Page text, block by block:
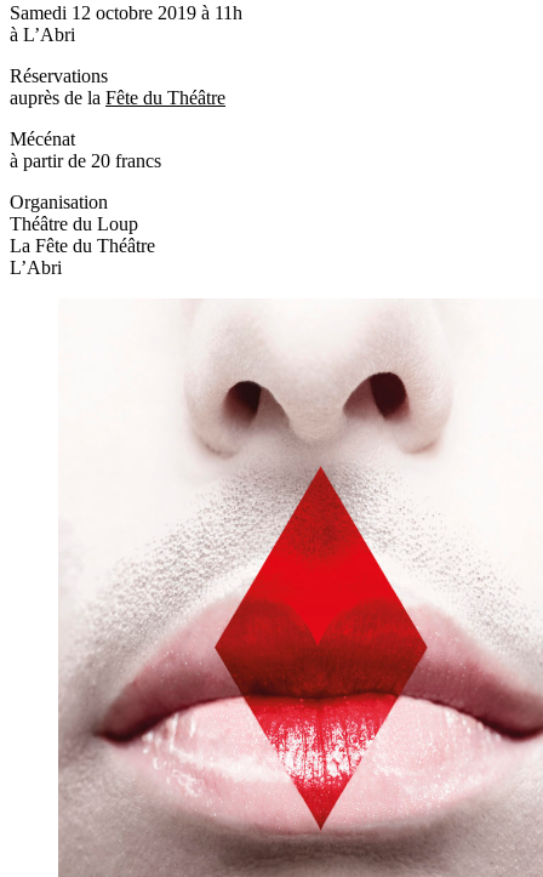
Samedi 12 octobre 2019 à 11h
à L’Abri
Réservations
auprès de la Fête du Théâtre
Mécénat
à partir de 20 francs
Organisation
Théâtre du Loup
La Fête du Théâtre
L’Abri